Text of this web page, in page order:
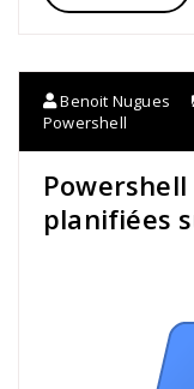
Benoit Nugues
Powershell
planifiées